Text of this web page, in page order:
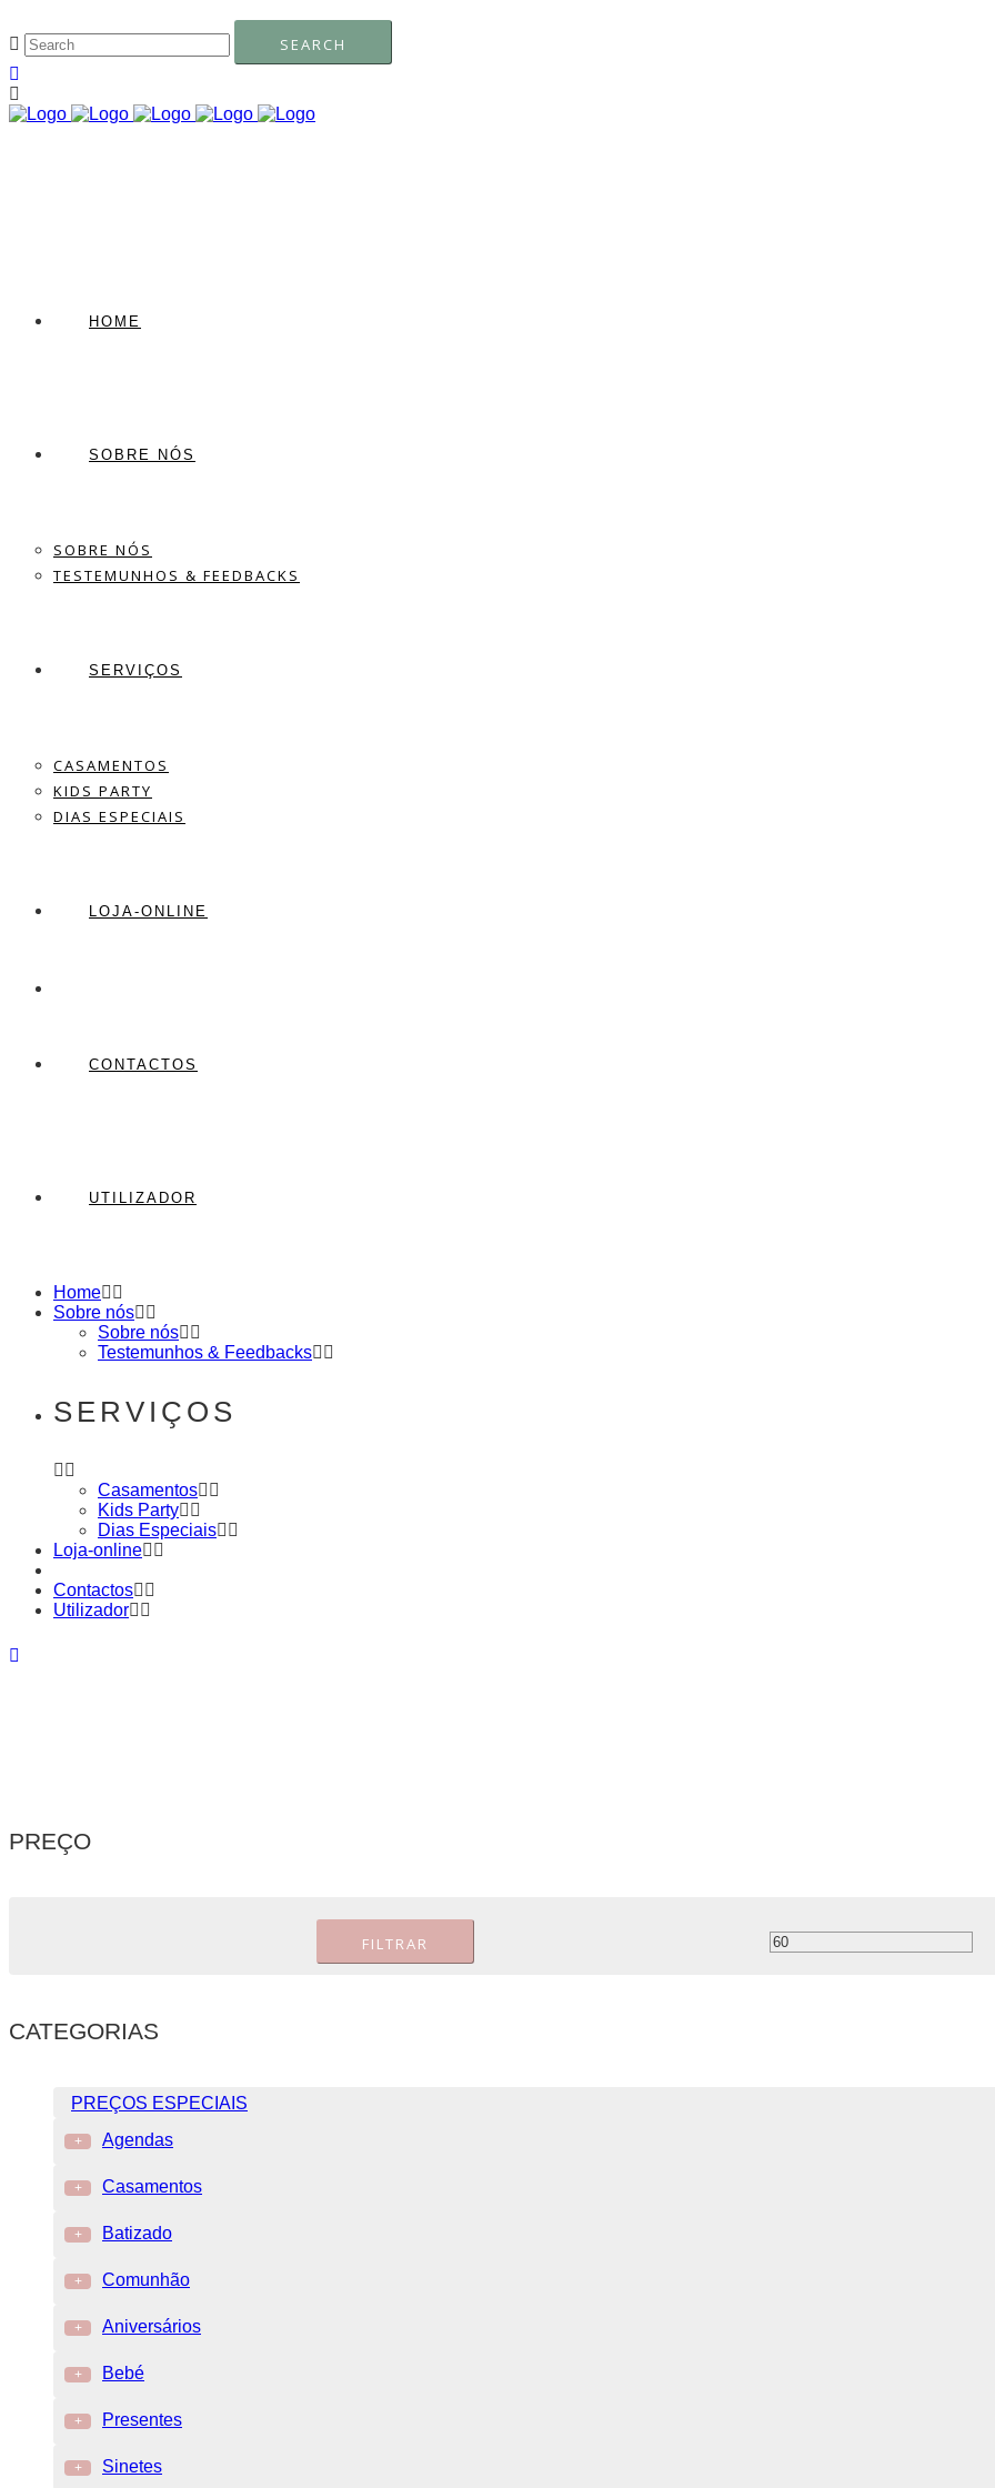
HOME
SOBRE NÓS
SOBRE NÓS
TESTEMUNHOS & FEEDBACKS
SERVIÇOS
CASAMENTOS
KIDS PARTY
DIAS ESPECIAIS
LOJA-ONLINE
CONTACTOS
UTILIZADOR
Home
Sobre nós
Sobre nós
Testemunhos & Feedbacks
SERVIÇOS
Casamentos
Kids Party
Dias Especiais
Loja-online
Contactos
Utilizador
PREÇO
FILTRAR
CATEGORIAS
PREÇOS ESPECIAIS
+ Agendas
+ Casamentos
+ Batizado
+ Comunhão
+ Aniversários
+ Bebé
+ Presentes
+ Sinetes